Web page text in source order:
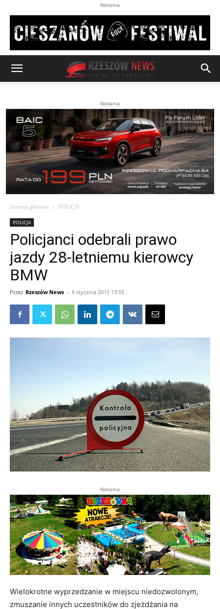
Reklama
Reklama
Strona główna POLICJA
POLICJA
Policjanci odebrali prawo
jazdy 28-letniemu kierowcy
BMW
Przez Rzeszów News - 6 stycznia 2015 13:55
Reklama
Wielokrotne wyprzedzanie w miejscu niedozwolonym,
zmuszanie innych uczestników do zjeżdżania na